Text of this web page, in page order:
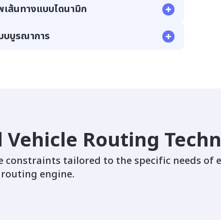
รับการเดินทางได้ทันทีผ่านแอพมือถือหรือเว็บอินเตอร์เฟซ
รยืนยันและการอัปเดตทันที
เส้นทางแบบไดนามิก
เรียนรู้ของเครื่องเพื่อวิเคราะห์รูปแบบการจราจร สภาพถนน
ม์อัลกอริทึมการกำหนดเส้นทางจะคำนวณเส้นทางที่ดีที่สุด
บบูรณาการ
Vehicle Routing
tailored to the specific needs of
engine.